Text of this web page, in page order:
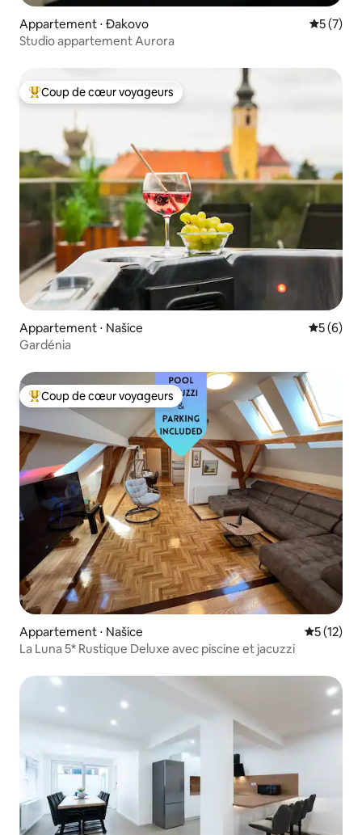
Appartement ⋅ Đakovo
5 (7)
Studio appartement Aurora
Coups de cœur voyageurs les plus appréciés
Coup de cœur voyageurs
Appartement ⋅ Našice
5 (6)
Gardénia
Coups de cœur voyageurs les plus appréciés
Coup de cœur voyageurs
Appartement ⋅ Našice
5 (12)
La Luna 5* Rustique Deluxe avec piscine et jacuzzi